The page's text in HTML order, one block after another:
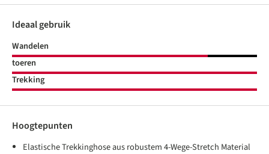
Ideaal gebruik
Wandelen
toeren
Trekking
Hoogtepunten
Elastische Trekkinghose aus robustem 4-Wege-Stretch Material